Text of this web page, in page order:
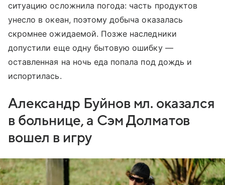
ситуацию осложнила погода: часть продуктов
унесло в океан, поэтому добыча оказалась
скромнее ожидаемой. Позже наследники
допустили еще одну бытовую ошибку —
оставленная на ночь еда попала под дождь и
испортилась.
Александр Буйнов мл. оказался
в больнице, а Сэм Долматов
вошел в игру